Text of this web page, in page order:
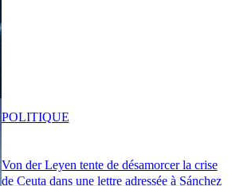
Von der Leyen tente de désamorcer la crise
de Ceuta dans une lettre adressée à Sánchez
POLITIQUE